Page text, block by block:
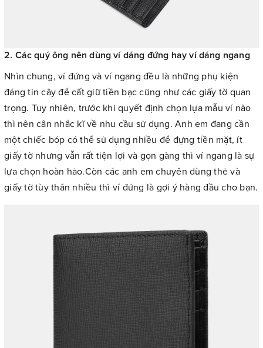
2. Các quý ông nên dùng ví dáng đứng hay ví dáng ngang
Nhìn chung, ví đứng và ví ngang đều là những phụ kiện
đáng tin cây để cất giữ tiền bạc cũng như các giấy tờ quan
trọng. Tuy nhiên, trước khi quyết định chọn lựa mẫu ví nào
thì nên cân nhắc kĩ về nhu cầu sử dụng. Anh em đang cần
một chiếc bóp có thể sử dụng nhiều để đựng tiền mặt, ít
giấy tờ nhưng vẫn rất tiện lợi và gọn gàng thì ví ngang là sự
lựa chọn hoàn hảo.Còn các anh em chuyên dùng thẻ và
giấy tờ tùy thân nhiều thì ví đứng là gợi ý hàng đầu cho bạn.